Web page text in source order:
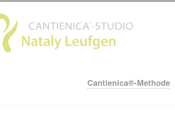
Navigation
Cantienica®-Methode
überspringen